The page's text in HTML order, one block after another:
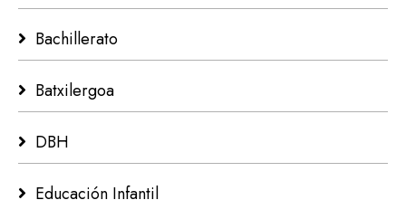
Bachillerato
Batxilergoa
DBH
Educación Infantil